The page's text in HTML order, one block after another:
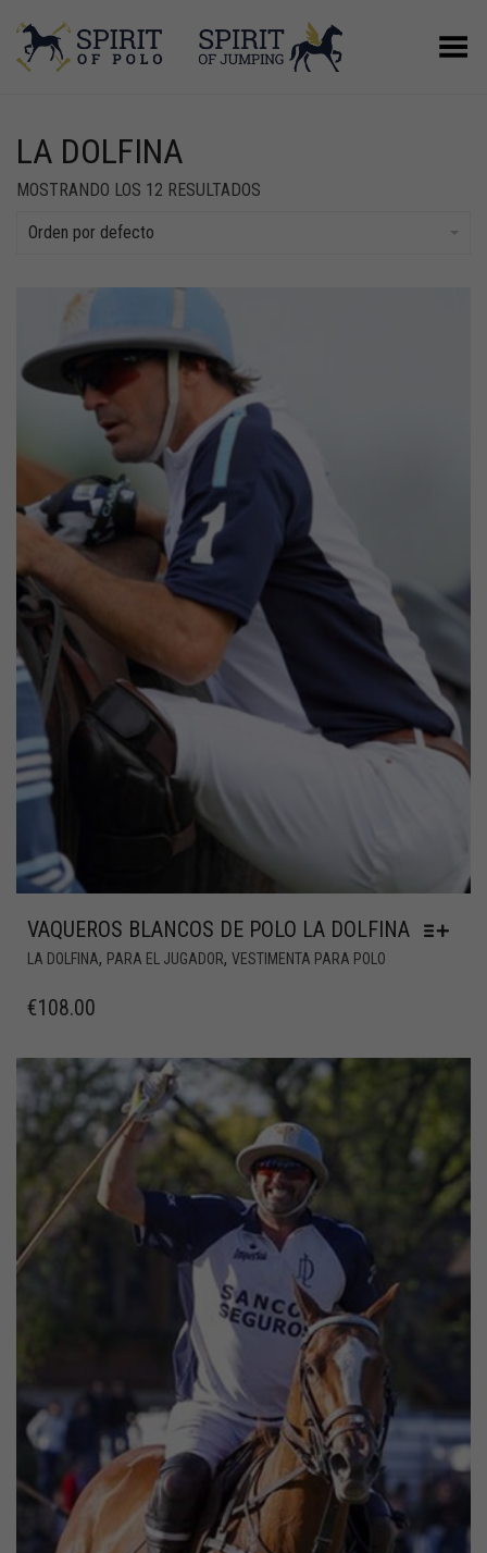
Menú
LA DOLFINA
MOSTRANDO LOS 12 RESULTADOS
Orden por defecto
VAQUEROS BLANCOS DE POLO LA DOLFINA
LA DOLFINA, PARA EL JUGADOR, VESTIMENTA PARA POLO
€108.00